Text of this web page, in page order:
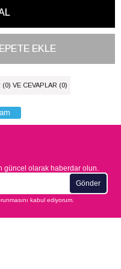
(0) VE CEVAPLAR (0)
güncel olarak haberdar olun.
Gönder
kabul ediyorum.